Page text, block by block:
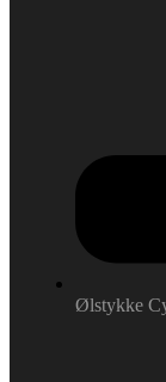
Ølstykke